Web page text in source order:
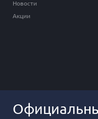
Новости
Акции